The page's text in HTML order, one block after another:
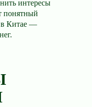
интересы
понятный
в Китае —